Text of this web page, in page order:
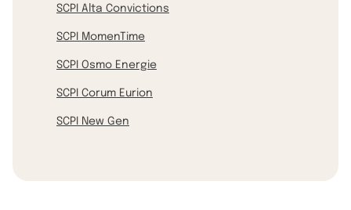
SCPI Alta Convictions
SCPI MomenTime
SCPI Osmo Energie
SCPI Corum Eurion
SCPI New Gen